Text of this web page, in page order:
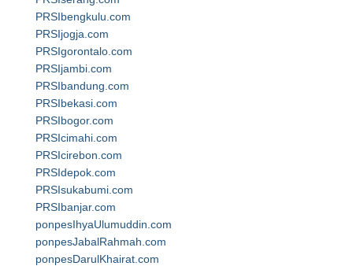
PRSIbengkulu.com
PRSIjogja.com
PRSIgorontalo.com
PRSIjambi.com
PRSIbandung.com
PRSIbekasi.com
PRSIbogor.com
PRSIcimahi.com
PRSIcirebon.com
PRSIdepok.com
PRSIsukabumi.com
PRSIbanjar.com
ponpesIhyaUlumuddin.com
ponpesJabalRahmah.com
ponpesDarulKhairat.com